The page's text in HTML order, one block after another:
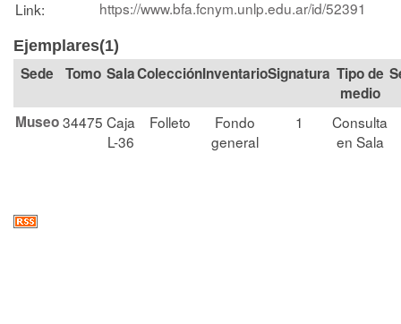
Link:
https://www.bfa.fcnym.unlp.edu.ar/id/52391
Ejemplares(1)
Tomo SalaColección Signatura Tipo de
medio
Museo34475 Caja
L-36
Folleto
Fondo
general
1
Consulta
en Sala